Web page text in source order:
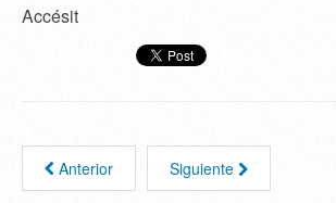
Accésit
Anterior Siguiente